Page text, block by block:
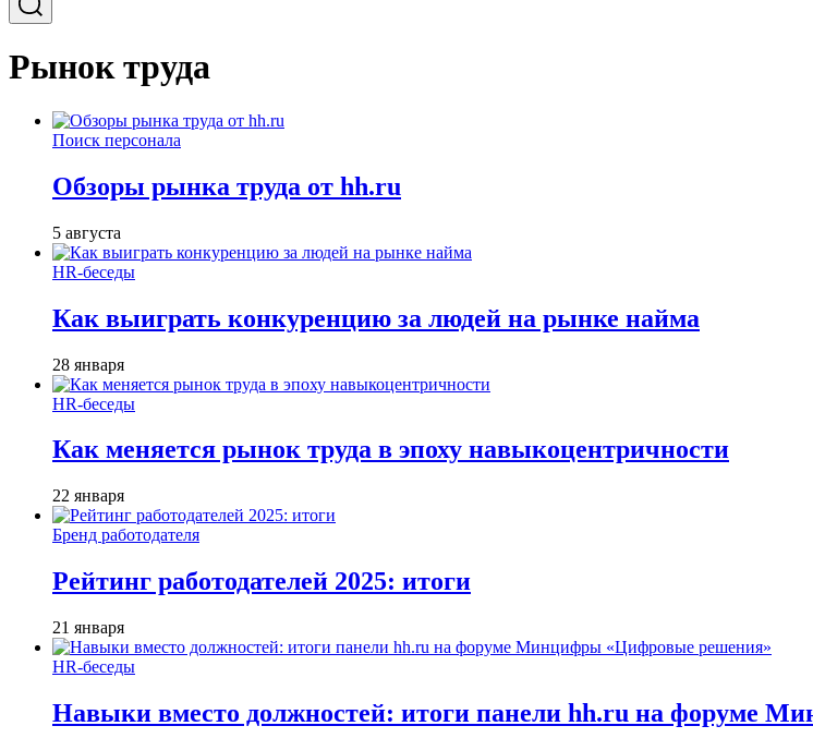
Рынок труда
Поиск персонала
Обзоры рынка труда от hh.ru
5 августа
HR-беседы
Как выиграть конкуренцию за людей на рынке найма
28 января
HR-беседы
Как меняется рынок труда в эпоху навыкоцентричности
22 января
Бренд работодателя
Рейтинг работодателей 2025: итоги
21 января
HR-беседы
Навыки вместо должностей: итоги панели hh.ru на форуме